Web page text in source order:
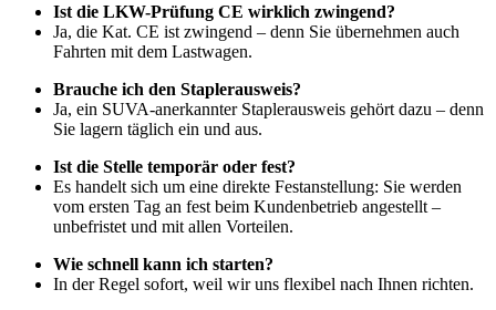
Ist die LKW-Prüfung CE wirklich zwingend?
Ja, die Kat. CE ist zwingend – denn Sie übernehmen auch
Fahrten mit dem Lastwagen.
Brauche ich den Staplerausweis?
Ja, ein SUVA-anerkannter Staplerausweis gehört dazu – denn
Sie lagern täglich ein und aus.
Ist die Stelle temporär oder fest?
Es handelt sich um eine direkte Festanstellung: Sie werden
vom ersten Tag an fest beim Kundenbetrieb angestellt –
unbefristet und mit allen Vorteilen.
Wie schnell kann ich starten?
In der Regel sofort, weil wir uns flexibel nach Ihnen richten.